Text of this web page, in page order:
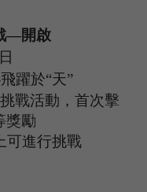
—開啟
日
躍於“天”
挑戰活動，首次擊
獎勵
可進行挑戰